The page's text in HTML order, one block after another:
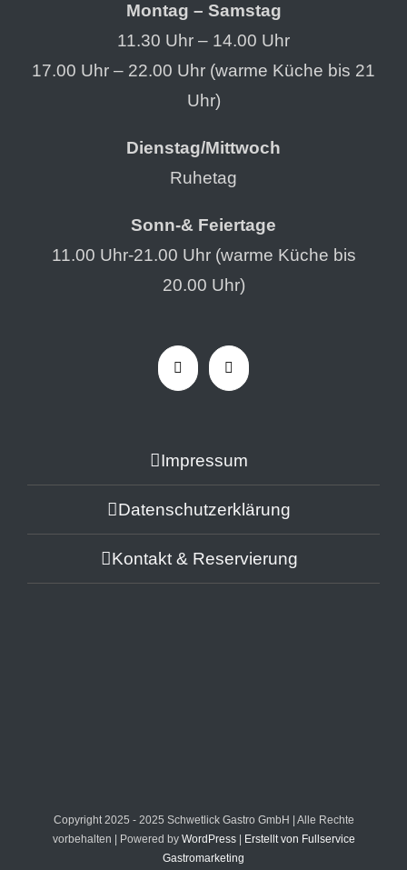
Montag – Samstag
11.30 Uhr – 14.00 Uhr
17.00 Uhr – 22.00 Uhr (warme Küche bis 21
Uhr)
Dienstag/Mittwoch
Ruhetag
Sonn-& Feiertage
11.00 Uhr-21.00 Uhr (warme Küche bis
20.00 Uhr)
Impressum
Datenschutzerklärung
Kontakt & Reservierung
Copyright 2025 - 2025 Schwetlick Gastro GmbH | Alle Rechte
vorbehalten | Powered by WordPress|
Erstellt von Fullservice
Gastromarketing